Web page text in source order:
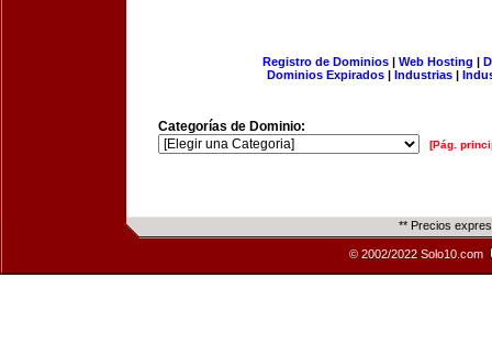
Registro de Dominios| Web Hosting |
Dominios Expirados | Industrias |
Categorías de Dominio:
[Pág.
** Precios
© 2002/2022 Solo10.com